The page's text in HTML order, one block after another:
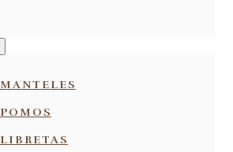
MANTELES
POMOS
LIBRETAS